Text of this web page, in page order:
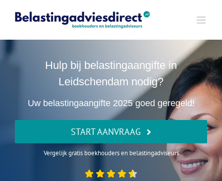
Hulp bij belastingaangifte in
Leidschendam nodig?
Uw belastingaangifte 2025 goed geregeld!
START AANVRAAG
Vergelijk gratis boekhouders en belastingadviseurs